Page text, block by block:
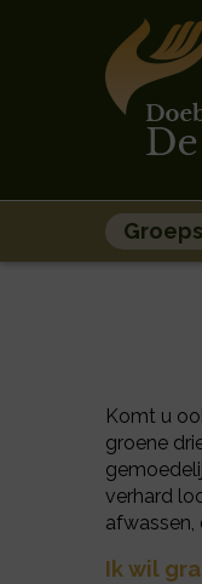
Komt u
groene
verhard
afwassen,
Ik wil